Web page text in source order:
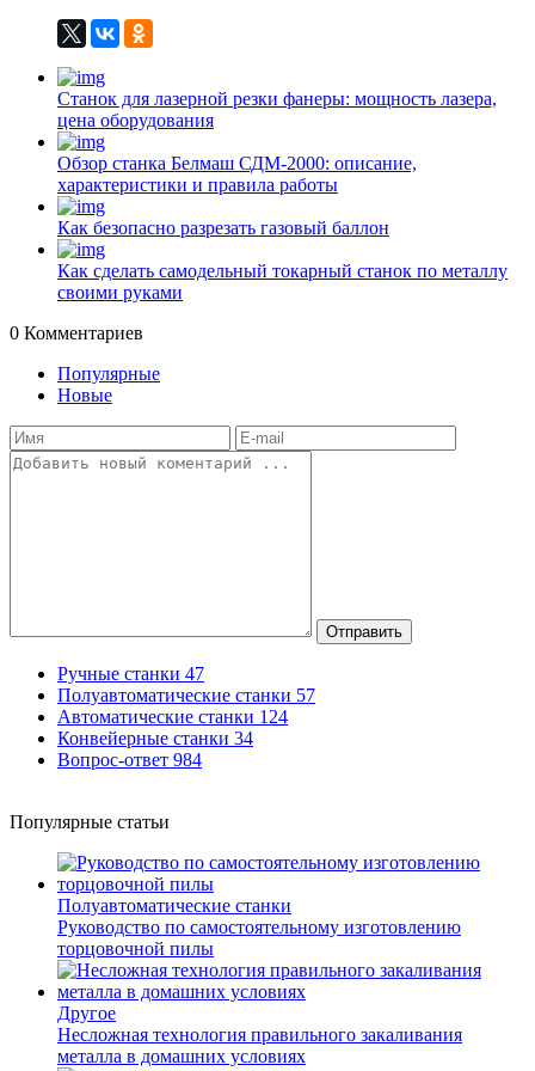
Станок для лазерной резки фанеры: мощность лазера,
цена оборудования
Обзор станка Белмаш СДМ-2000: описание,
характеристики и правила работы
Как безопасно разрезать газовый баллон
Как сделать самодельный токарный станок по металлу
своими руками
0 Комментариев
Популярные
Новые
Отправить
Ручные станки 47
Полуавтоматические станки 57
Автоматические станки 124
Конвейерные станки 34
Вопрос-ответ 984
Популярные статьи
Полуавтоматические станки
Руководство по самостоятельному изготовлению
торцовочной пилы
Другое
Несложная технология правильного закаливания
металла в домашних условиях